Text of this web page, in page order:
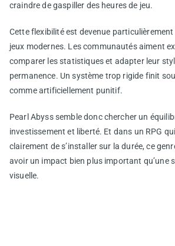
craindre de gaspiller des heures de jeu.
Cette flexibilité est devenue
jeux modernes. Les communautés aiment
comparer les statistiques et adapter leur
permanence. Un système trop rigide finit
comme artificiellement punitif.
Pearl Abyss semble donc chercher un
investissement et liberté. Et dans un RPG
clairement de s’installer sur la durée, ce
avoir un impact bien plus important qu’une
visuelle.